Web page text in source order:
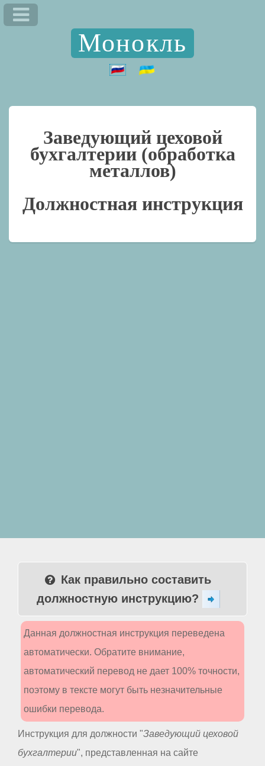
Монокль
Заведующий цеховой
бухгалтерии (обработка
металлов)
Должностная инструкция
Как правильно составить
должностную инструкцию?
Данная должностная инструкция переведена
автоматически. Обратите внимание,
автоматический перевод не дает 100% точности,
поэтому в тексте могут быть незначительные
ошибки перевода.
Инструкция для должности "Заведующий цеховой
бухгалтерии", представленная на сайте